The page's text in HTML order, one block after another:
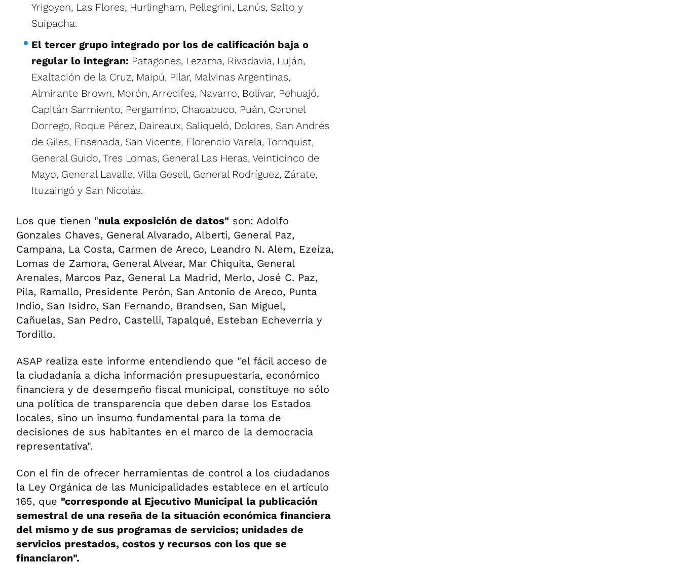
Yrigoyen, Las Flores, Hurlingham, Pellegrini, Lanús, Salto y
Suipacha.
El tercer grupo integrado por los de calificación baja o
regular lo integran: Patagones, Lezama, Rivadavia, Luján,
Exaltación de la Cruz, Maipú, Pilar, Malvinas Argentinas,
Almirante Brown, Morón, Arrecifes, Navarro, Bolívar, Pehuajó,
Capitán Sarmiento, Pergamino, Chacabuco, Puán, Coronel
Dorrego, Roque Pérez, Daireaux, Saliqueló, Dolores, San Andrés
de Giles, Ensenada, San Vicente, Florencio Varela, Tornquist,
General Guido, Tres Lomas, General Las Heras, Veinticinco de
Mayo, General Lavalle, Villa Gesell, General Rodríguez, Zárate,
Ituzaingó y San Nicolás.
Los que tienen "nula exposición de datos" son: Adolfo
Gonzales Chaves, General Alvarado, Alberti, General Paz,
Campana, La Costa, Carmen de Areco, Leandro N. Alem, Ezeiza,
Lomas de Zamora, General Alvear, Mar Chiquita, General
Arenales, Marcos Paz, General La Madrid, Merlo, José C. Paz,
Pila, Ramallo, Presidente Perón, San Antonio de Areco, Punta
Indio, San Isidro, San Fernando, Brandsen, San Miguel,
Cañuelas, San Pedro, Castelli, Tapalqué, Esteban Echeverría y
Tordillo.
ASAP realiza este informe entendiendo que "el fácil acceso de
la ciudadanía a dicha información presupuestaria, económico
financiera y de desempeño fiscal municipal, constituye no sólo
una política de transparencia que deben darse los Estados
locales, sino un insumo fundamental para la toma de
decisiones de sus habitantes en el marco de la democracia
representativa".
Con el fin de ofrecer herramientas de control a los ciudadanos
la Ley Orgánica de las Municipalidades establece en el artículo
165, que "corresponde al Ejecutivo Municipal la publicación
semestral de una reseña de la situación económica financiera
del mismo y de sus programas de servicios; unidades de
servicios prestados, costos y recursos con los que se
financiaron".